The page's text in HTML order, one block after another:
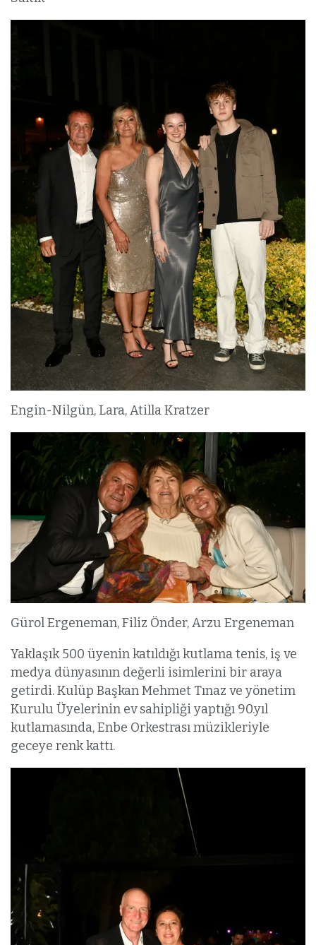
Engin-Nilgün, Lara, Atilla Kratzer
Gürol Ergeneman, Filiz Önder, Arzu Ergeneman
Yaklaşık 500 üyenin katıldığı kutlama tenis, iş ve
medya dünyasının değerli isimlerini bir araya
getirdi. Kulüp Başkan Mehmet Tınaz ve yönetim
Kurulu Üyelerinin ev sahipliği yaptığı 90.yıl
kutlamasında, Enbe Orkestrası müzikleriyle
geceye renk kattı.